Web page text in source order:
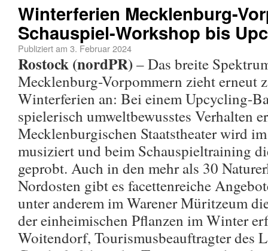
Winterferien Mecklenburg-
Schauspiel-Workshop bis
Publiziert am 3. Februar 2024
Rostock (nordPR)– Das breite
Mecklenburg-Vorpommern zieht erneut
Winterferien an: Bei einem Upcycling-
spielerisch umweltbewusstes Verhalten
Mecklenburgischen Staatstheater wird
musiziert und beim Schauspieltraining
geprobt. Auch in den mehr als 30
Nordosten gibt es facettenreiche
unter anderem im Warener Müritzeum
der einheimischen Pflanzen im Winter
Woitendorf, Tourismusbeauftragter des